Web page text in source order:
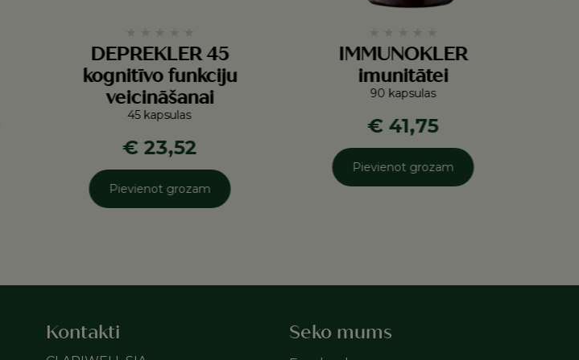
DEPREKLER 45
kognitīvo funkciju
veicināšanai
45 kapsulas
€ 23,52
Pievienot grozam
IMMUNOKLER
imunitātei
90 kapsulas
€ 41,75
Pievienot grozam
Kontakti Seko mums